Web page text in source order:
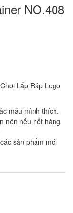
NO.408
Lắp Ráp Lego
mẫu mình thích.
nên nếu hết hàng
sản phẩm mới